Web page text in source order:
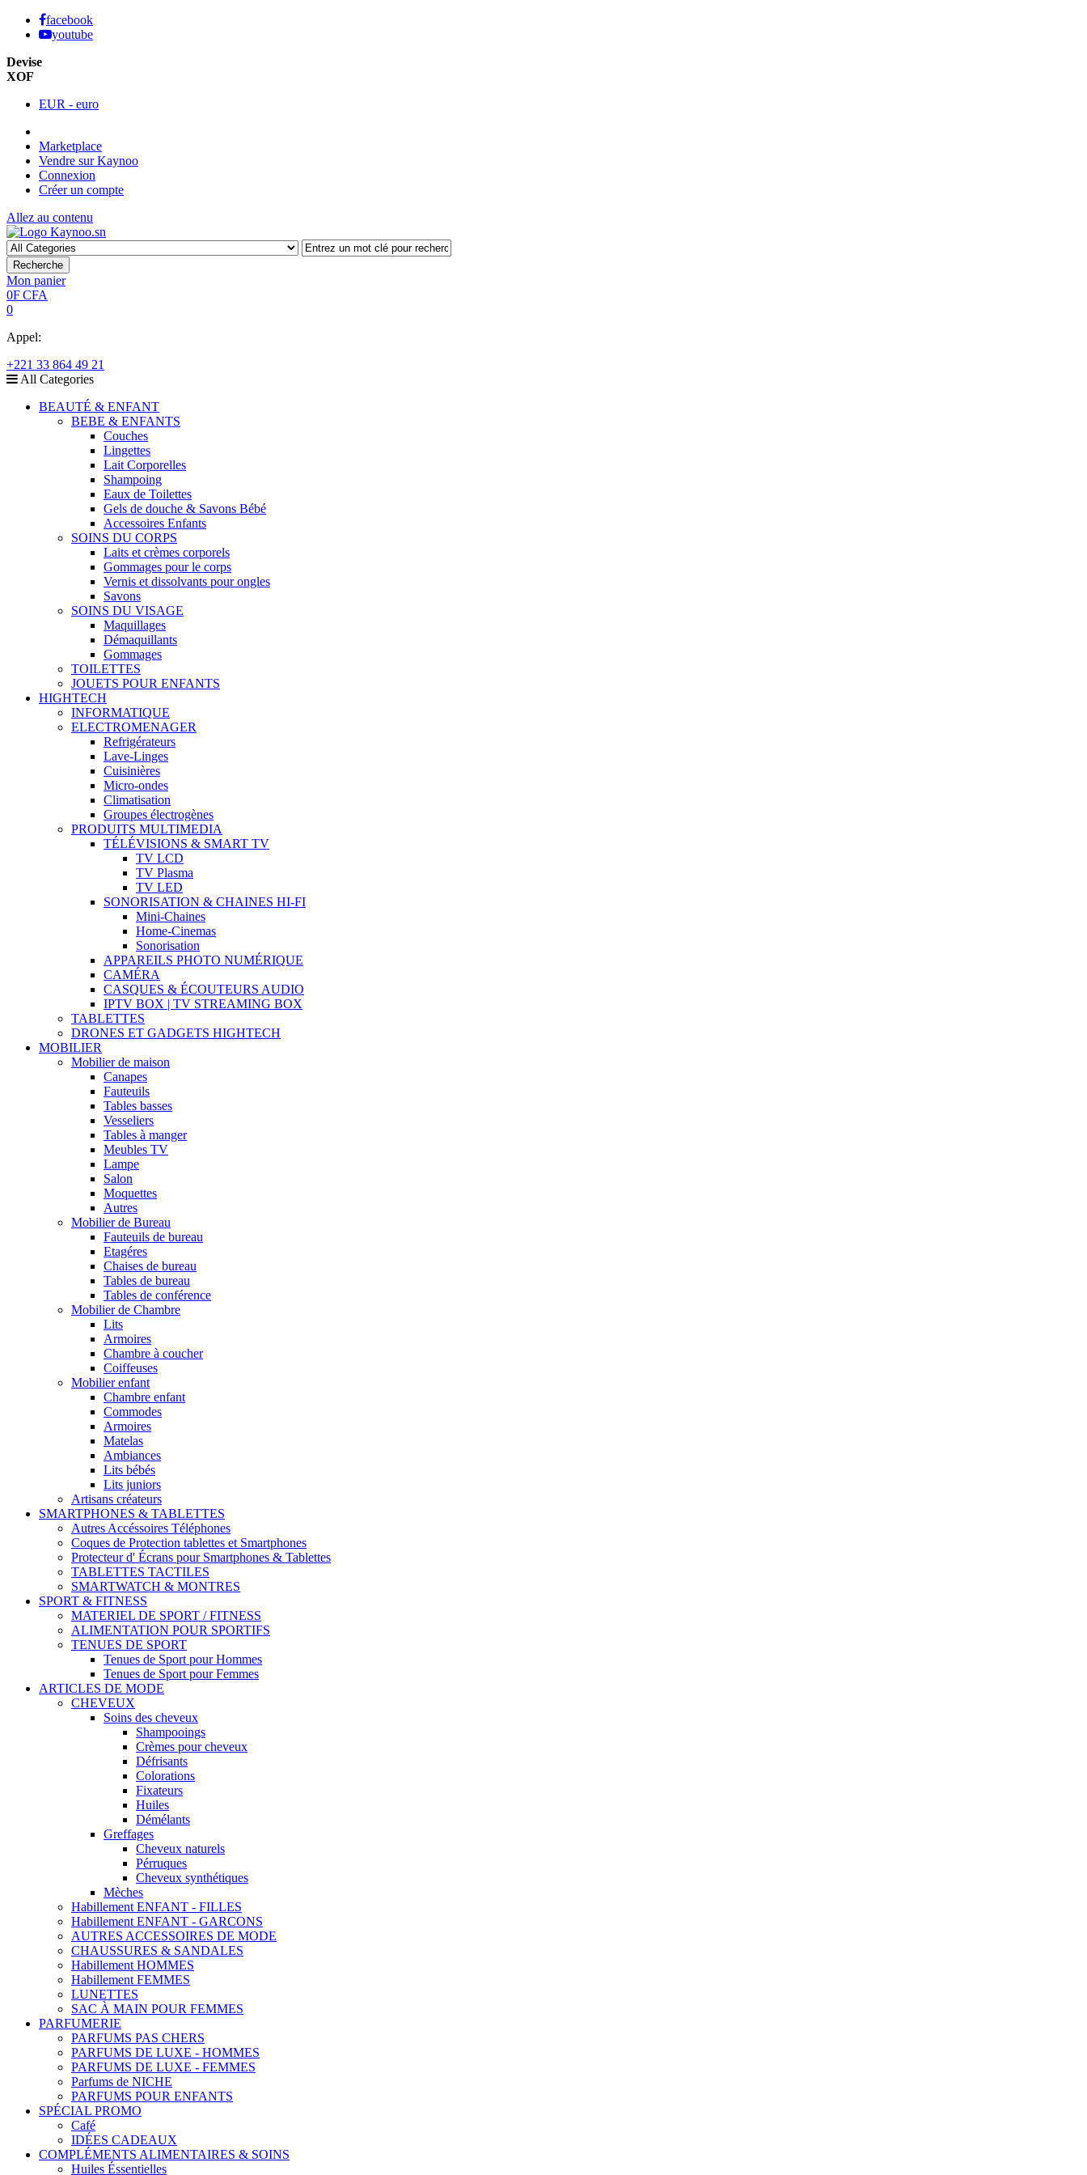
facebook
youtube
Devise
XOF
EUR - euro
Marketplace
Vendre sur Kaynoo
Connexion
Créer un compte
Allez au contenu
Recherche
Mon panier
0F CFA
0
Appel:
+221 33 864 49 21
All Categories
BEAUTÉ & ENFANT
BEBE & ENFANTS
Couches
Lingettes
Lait Corporelles
Shampoing
Eaux de Toilettes
Gels de douche & Savons Bébé
Accessoires Enfants
SOINS DU CORPS
Laits et crèmes corporels
Gommages pour le corps
Vernis et dissolvants pour ongles
Savons
SOINS DU VISAGE
Maquillages
Démaquillants
Gommages
TOILETTES
JOUETS POUR ENFANTS
HIGHTECH
INFORMATIQUE
ELECTROMENAGER
Refrigérateurs
Lave-Linges
Cuisinières
Micro-ondes
Climatisation
Groupes électrogènes
PRODUITS MULTIMEDIA
TÉLÉVISIONS & SMART TV
TV LCD
TV Plasma
TV LED
SONORISATION & CHAINES HI-FI
Mini-Chaines
Home-Cinemas
Sonorisation
APPAREILS PHOTO NUMÉRIQUE
CAMÉRA
CASQUES & ÉCOUTEURS AUDIO
IPTV BOX | TV STREAMING BOX
TABLETTES
DRONES ET GADGETS HIGHTECH
MOBILIER
Mobilier de maison
Canapes
Fauteuils
Tables basses
Vesseliers
Tables à manger
Meubles TV
Lampe
Salon
Moquettes
Autres
Mobilier de Bureau
Fauteuils de bureau
Etagéres
Chaises de bureau
Tables de bureau
Tables de conférence
Mobilier de Chambre
Lits
Armoires
Chambre à coucher
Coiffeuses
Mobilier enfant
Chambre enfant
Commodes
Armoires
Matelas
Ambiances
Lits bébés
Lits juniors
Artisans créateurs
SMARTPHONES & TABLETTES
Autres Accéssoires Téléphones
Coques de Protection tablettes et Smartphones
Protecteur d' Écrans pour Smartphones & Tablettes
TABLETTES TACTILES
SMARTWATCH & MONTRES
SPORT & FITNESS
MATERIEL DE SPORT / FITNESS
ALIMENTATION POUR SPORTIFS
TENUES DE SPORT
Tenues de Sport pour Hommes
Tenues de Sport pour Femmes
ARTICLES DE MODE
CHEVEUX
Soins des cheveux
Shampooings
Crèmes pour cheveux
Défrisants
Colorations
Fixateurs
Huiles
Démélants
Greffages
Cheveux naturels
Pérruques
Cheveux synthétiques
Mèches
Habillement ENFANT - FILLES
Habillement ENFANT - GARCONS
AUTRES ACCESSOIRES DE MODE
CHAUSSURES & SANDALES
Habillement HOMMES
Habillement FEMMES
LUNETTES
SAC À MAIN POUR FEMMES
PARFUMERIE
PARFUMS PAS CHERS
PARFUMS DE LUXE - HOMMES
PARFUMS DE LUXE - FEMMES
Parfums de NICHE
PARFUMS POUR ENFANTS
SPÉCIAL PROMO
Café
IDÉES CADEAUX
COMPLÉMENTS ALIMENTAIRES & SOINS
Huiles Éssentielles